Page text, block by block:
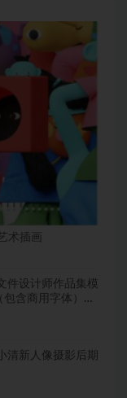
术插画
件设计师作品集模
清新人像摄影后期